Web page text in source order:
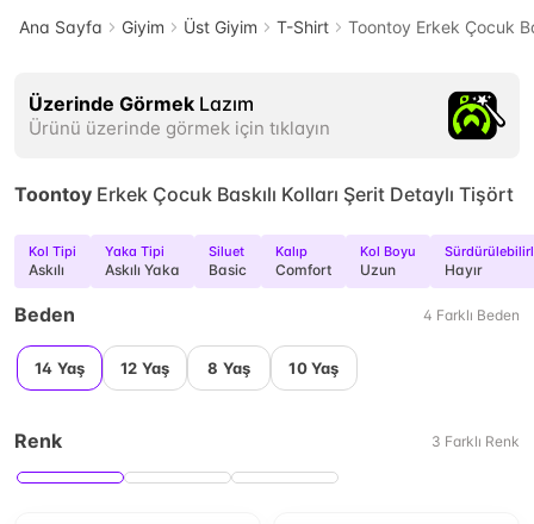
Ana Sayfa Giyim Üst Giyim T-Shirt Toontoy Erkek Çocuk
Üzerinde Görmek Lazım
Ürünü üzerinde görmek için tıklayın
Toontoy Erkek Çocuk Baskılı Kolları Şerit Detaylı Tişört
Kol Tipi
Askılı
Yaka Tipi
Askılı Yaka
Siluet
Basic
Kalıp
Comfort
Kol Boyu
Uzun Hayır
Beden 4 Farklı Beden
14 Yaş 12 Yaş 8 Yaş 10 Yaş
Renk 3 Farklı Renk